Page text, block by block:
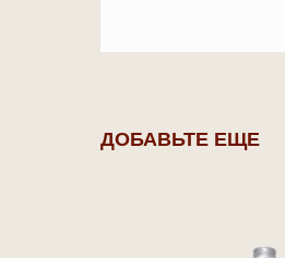
ДОБАВЬТЕ ЕЩЕ